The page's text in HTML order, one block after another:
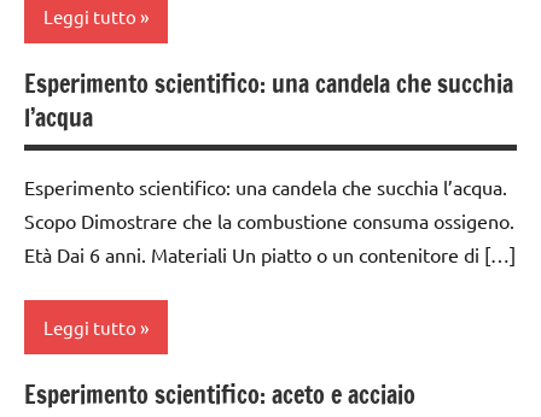
medie
ESPERIMENTI
STEM
ESPERIMENTI
GUIDA
SCIENZE
scienze:
Leggi tutto
classe
3a
4a
classe
5a
medie
ESPERIMENTI
Esperimento scientifico: una candela che succhia
l’acqua
Esperimento scientifico: una candela che succhia l’acqua.
Scopo Dimostrare che la combustione consuma ossigeno.
Età Dai 6 anni. Materiali Un piatto o un contenitore di […]
Leggi tutto
classi
Esperimento scientifico: aceto e acciaio